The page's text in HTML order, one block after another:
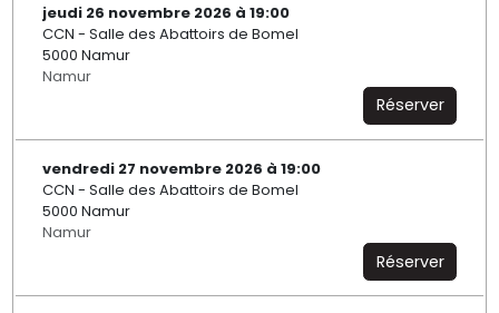
jeudi 26 novembre 2026 à 19:00
CCN - Salle des Abattoirs de Bomel
5000 Namur
Namur
Réserver
vendredi 27 novembre 2026 à 19:00
CCN - Salle des Abattoirs de Bomel
5000 Namur
Namur
Réserver